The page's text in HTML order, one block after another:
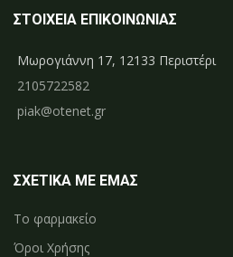
ΣΤΟΙΧΕΙΑ ΕΠΙΚΟΙΝΩΝΙΑΣ
Μωρογιάννη 17, 12133 Περιστέρι
2105722582
piak@otenet.gr
ΣΧΕΤΙΚΑ ΜΕ ΕΜΑΣ
Το φαρμακείο
Όροι Χρήσης